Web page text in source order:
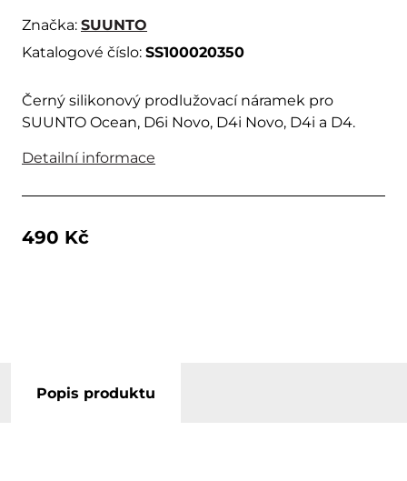
Značka: SUUNTO
Katalogové číslo: SS100020350
Černý silikonový prodlužovací náramek pro
SUUNTO Ocean, D6i Novo, D4i Novo, D4i a D4.
Detailní informace
490 Kč
Popis produktu